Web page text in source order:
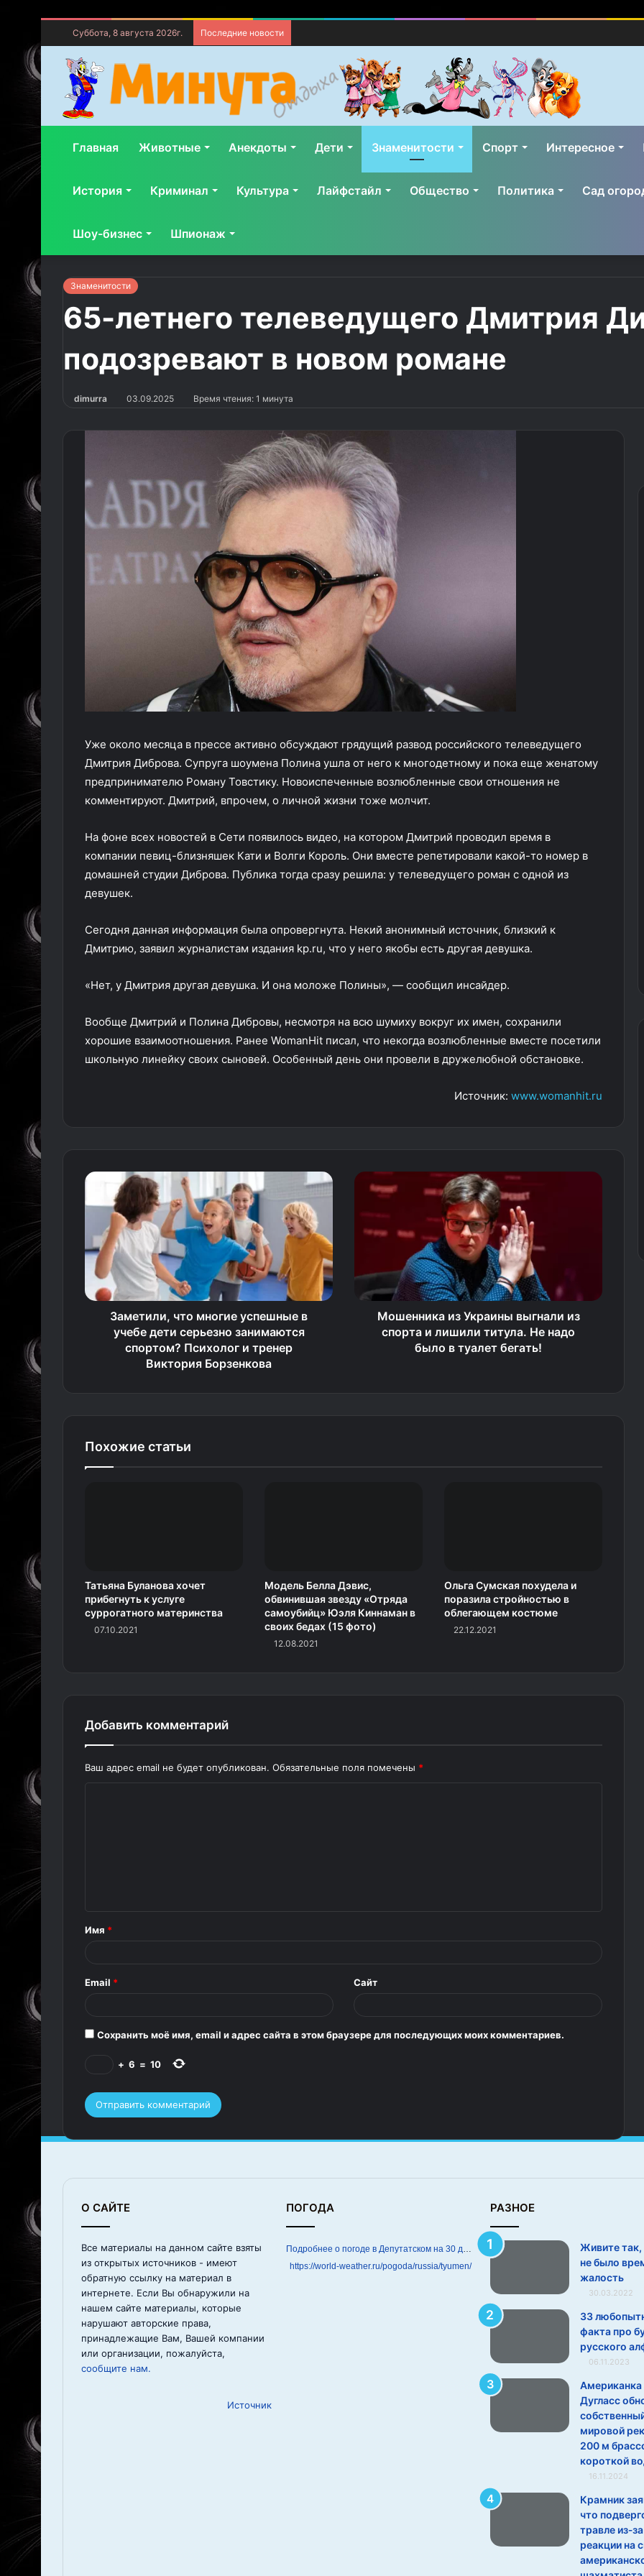
Суббота, 8 августа 2026г. Последние новости
Главная Животные Анекдоты Дети Знаменитости Спорт Интересное
История Криминал Культура Лайфстайл Общество Политика Сад
Шоу-бизнес Шпионаж
Знаменитости
65-летнего телеведущего Дмитрия
подозревают в новом романе
dimurra 03.09.2025 Время чтения: 1 минута
Уже около месяца в прессе активно обсуждают грядущий развод российского телеведущего
Дмитрия Диброва. Супруга шоумена Полина ушла от него к многодетному и пока еще женатому
предпринимателю Роману Товстику. Новоиспеченные возлюбленные свои отношения не
комментируют. Дмитрий, впрочем, о личной жизни тоже молчит.
На фоне всех новостей в Сети появилось видео, на котором Дмитрий проводил время в
компании певиц-близняшек Кати и Волги Король. Они вместе репетировали какой-то номер в
домашней студии Диброва. Публика тогда сразу решила: у телеведущего роман с одной из
девушек.
Сегодня данная информация была опровергнута. Некий анонимный источник, близкий к
Дмитрию, заявил журналистам издания kp.ru, что у него якобы есть другая девушка.
«Нет, у Дмитрия другая девушка. И она моложе Полины», — сообщил инсайдер.
Вообще Дмитрий и Полина Дибровы, несмотря на всю шумиху вокруг их имен, сохранили
хорошие взаимоотношения. Ранее WomanHit писал, что некогда возлюбленные вместе посетили
школьную линейку своих сыновей. Особенный день они провели в дружелюбной обстановке.
Источник: www.womanhit.ru
Заметили, что многие успешные в
учебе дети серьезно занимаются
спортом? Психолог и тренер
Виктория Борзенкова
Мошенника из Украины выгнали из
спорта и лишили титула. Не надо
было в туалет бегать!
Похожие статьи
Татьяна Буланова хочет
прибегнуть к услуге
суррогатного материнства
07.10.2021
Модель Белла Дэвис,
обвинившая звезду «Отряда
самоубийц» Юэля Киннаман в
своих бедах (15 фото)
12.08.2021
Ольга Сумская похудела и
поразила стройностью в
облегающем костюме
22.12.2021
Добавить комментарий
Ваш адрес email не будет опубликован. Обязательные поля помечены *
и
*
Имя *
Email * Сайт
Сохранить моё имя, email и адрес сайта в этом браузере для последующих моих комментариев.
+ 6 = 10
О САЙТЕ
Все материалы на данном сайте взяты
из открытых источников - имеют
обратную ссылку на материал в
интернете. Если Вы обнаружили на
нашем сайте материалы, которые
нарушают авторские права,
принадлежащие Вам, Вашей компании
или организации, пожалуйста,
сообщите нам.
Источник
ПОГОДА
Подробнее о погоде в Депутатском на 30 дней
https://world-weather.ru/pogoda/russia/tyumen/
РАЗНОЕ
Живите
не было
жалость
30.03.2022
33
факта про
русского
06.11.2023
Американка
Дугласс
мировой
200 м
короткой
16.11.2024
Крамник
что
травле из‑за
реакции на